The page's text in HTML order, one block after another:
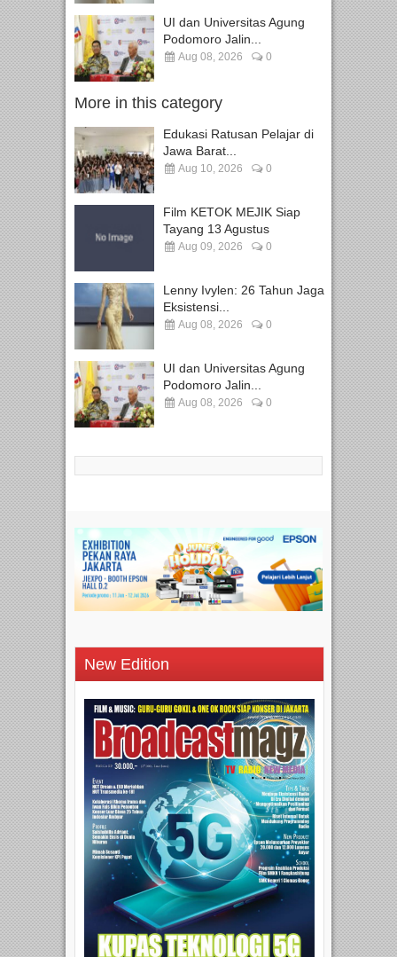
UI dan Universitas Agung
Podomoro Jalin...
Aug 08, 2026 0
More in this category
Edukasi Ratusan Pelajar di
Jawa Barat...
Aug 10, 2026 0
Film KETOK MEJIK Siap
Tayang 13 Agustus
Aug 09, 2026 0
Lenny Ivylen: 26 Tahun Jaga
Eksistensi...
Aug 08, 2026 0
UI dan Universitas Agung
Podomoro Jalin...
Aug 08, 2026 0
New Edition